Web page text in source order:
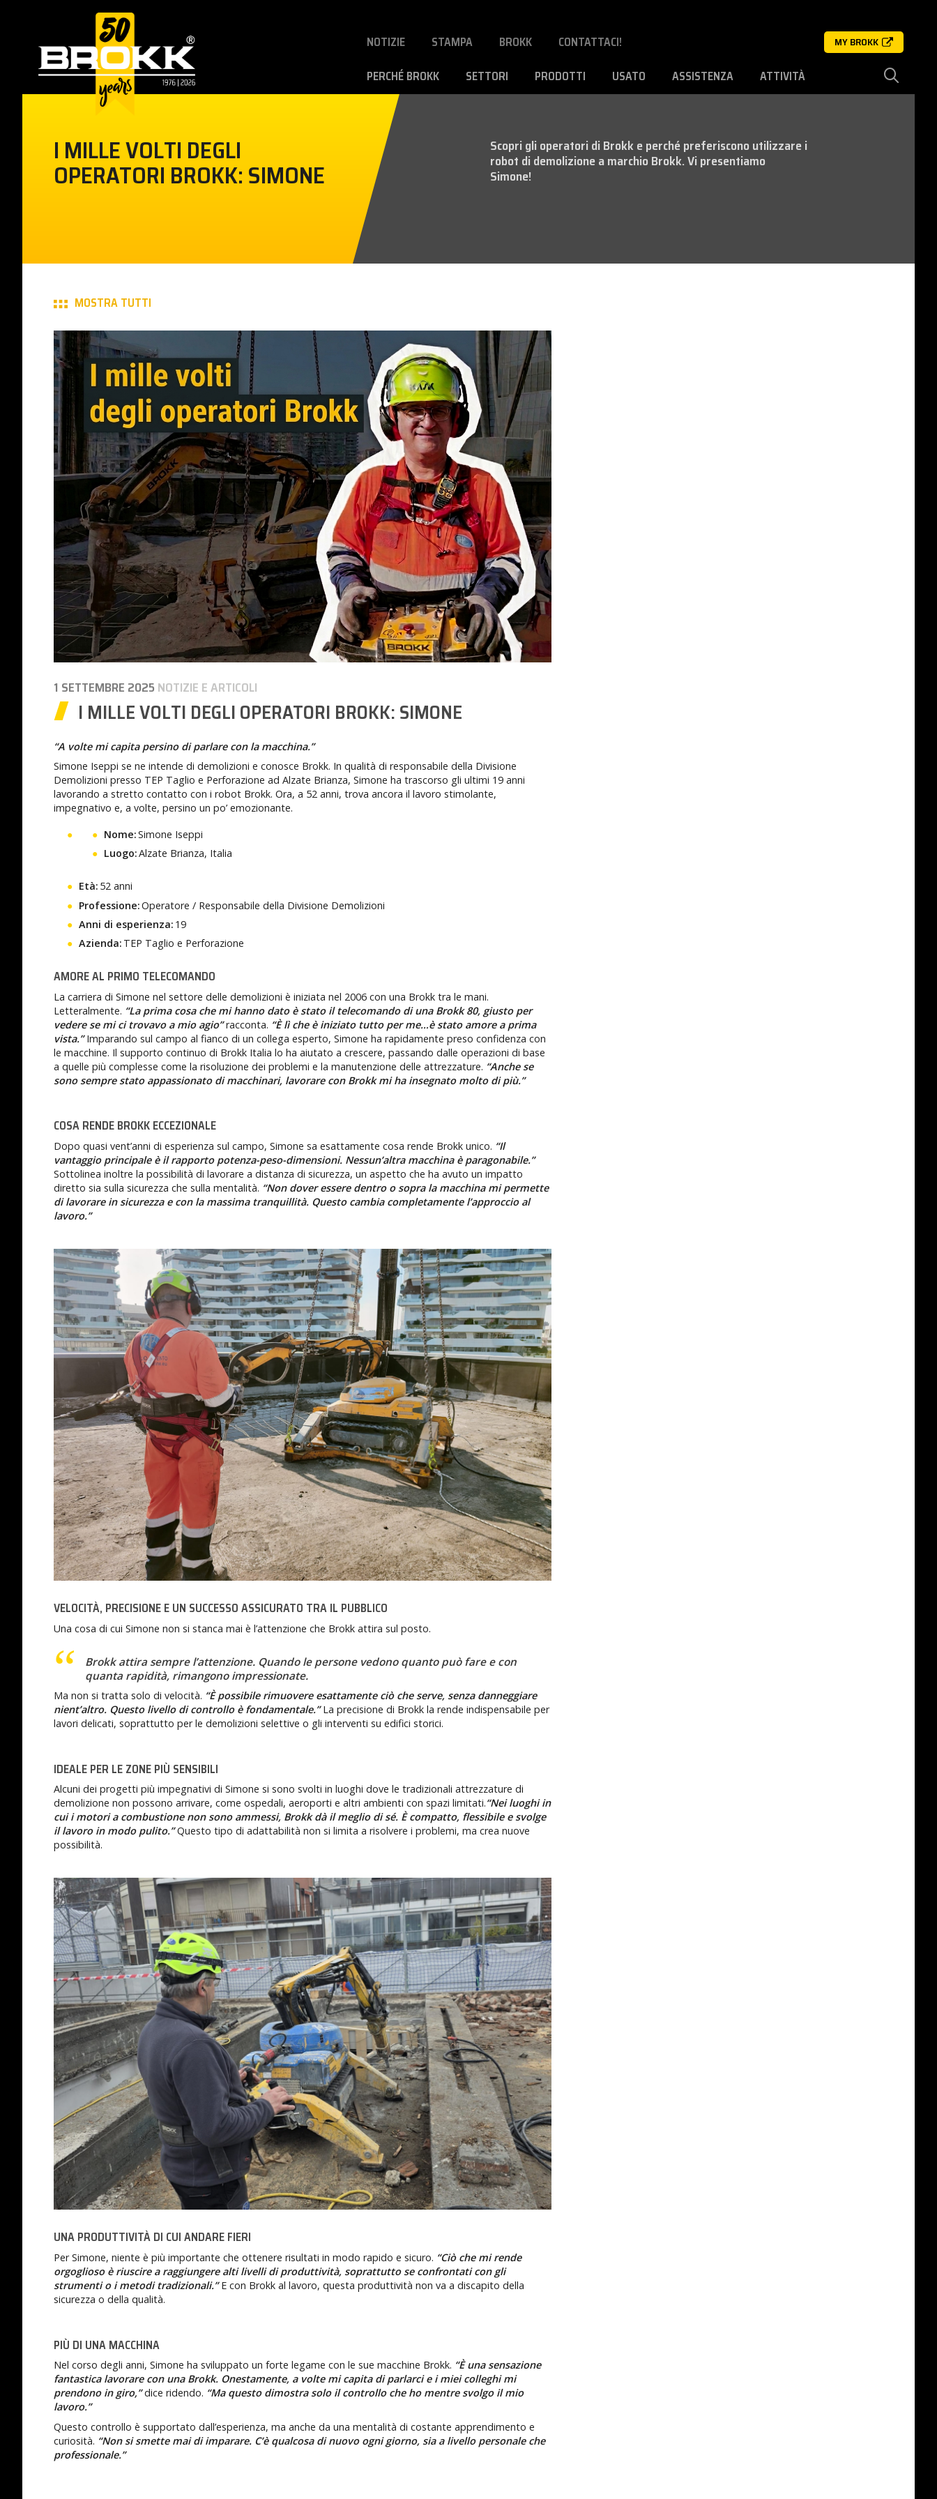
NOTIZIE STAMPA BROKK CONTATTACI! MY BROKK
PERCHÉ BROKK SETTORI PRODOTTI USATO ASSISTENZA ATTIVITÀ
I MILLE VOLTI DEGLI
OPERATORI BROKK: SIMONE
Scopri gli operatori di Brokk e perché preferiscono utilizzare i
robot di demolizione a marchio Brokk. Vi presentiamo
Simone!
MOSTRA TUTTI
1 SETTEMBRE 2025 NOTIZIE E ARTICOLI
I MILLE VOLTI DEGLI OPERATORI BROKK: SIMONE
“A volte mi capita persino di parlare con la macchina.”
Simone Iseppi se ne intende di demolizioni e conosce Brokk. In qualità di responsabile della Divisione
Demolizioni presso TEP Taglio e Perforazione ad Alzate Brianza, Simone ha trascorso gli ultimi 19 anni
lavorando a stretto contatto con i robot Brokk. Ora, a 52 anni, trova ancora il lavoro stimolante,
impegnativo e, a volte, persino un po’ emozionante.
Nome:Simone Iseppi
Luogo:Alzate Brianza, Italia
Età: 52 anni
Professione:Operatore / Responsabile della Divisione Demolizioni
Anni di esperienza: 19
Azienda: TEP Taglio e Perforazione
AMORE AL PRIMO TELECOMANDO
La carriera di Simone nel settore delle demolizioni è iniziata nel 2006 con una Brokk tra le mani.
Letteralmente. “La prima cosa che mi hanno dato è stato il telecomando di una Brokk 80, giusto per
vedere se mi ci trovavo a mio agio”racconta. “È lì che è iniziato tutto per me…è stato amore a prima
vista.”Imparando sul campo al fianco di un collega esperto, Simone ha rapidamente preso confidenza con
le macchine. Il supporto continuo di Brokk Italia lo ha aiutato a crescere, passando dalle operazioni di base
a quelle più complesse come la risoluzione dei problemi e la manutenzione delle attrezzature. “Anche se
sono sempre stato appassionato di macchinari, lavorare con Brokk mi ha insegnato molto di più.”
COSA RENDE BROKK ECCEZIONALE
Dopo quasi vent’anni di esperienza sul campo, Simone sa esattamente cosa rende Brokk unico. “Il
vantaggio principale è il rapporto potenza-peso-dimensioni. Nessun’altra macchina è paragonabile.”
Sottolinea inoltre la possibilità di lavorare a distanza di sicurezza, un aspetto che ha avuto un impatto
diretto sia sulla sicurezza che sulla mentalità. “Non dover essere dentro o sopra la macchina mi permette
di lavorare in sicurezza e con la massima tranquillità. Questo cambia completamente l’approccio al
lavoro.”
VELOCITÀ, PRECISIONE E UN SUCCESSO ASSICURATO TRA IL PUBBLICO
Una cosa di cui Simone non si stanca mai è l’attenzione che Brokk attira sul posto.
Brokk attira sempre l’attenzione. Quando le persone vedono quanto può fare e con
quanta rapidità, rimangono impressionate.
Ma non si tratta solo di velocità. “È possibile rimuovere esattamente ciò che serve, senza danneggiare
nient’altro. Questo livello di controllo è fondamentale.”La precisione di Brokk la rende indispensabile per
lavori delicati, soprattutto per le demolizioni selettive o gli interventi su edifici storici.
IDEALE PER LE ZONE PIÙ SENSIBILI
Alcuni dei progetti più impegnativi di Simone si sono svolti in luoghi dove le tradizionali attrezzature di
demolizione non possono arrivare, come ospedali, aeroporti e altri ambienti con spazi limitati.“Nei luoghi in
cui i motori a combustione non sono ammessi, Brokk dà il meglio di sé. È compatto, flessibile e svolge
il lavoro in modo pulito.”Questo tipo di adattabilità non si limita a risolvere i problemi, ma crea nuove
possibilità.
UNA PRODUTTIVITÀ DI CUI ANDARE FIERI
Per Simone, niente è più importante che ottenere risultati in modo rapido e sicuro. “Ciò che mi rende
orgoglioso è riuscire a raggiungere alti livelli di produttività, soprattutto se confrontati con gli
strumenti o i metodi tradizionali.”E con Brokk al lavoro, questa produttività non va a discapito della
sicurezza o della qualità.
PIÙ DI UNA MACCHINA
Nel corso degli anni, Simone ha sviluppato un forte legame con le sue macchine Brokk. “È una sensazione
fantastica lavorare con una Brokk. Onestamente, a volte mi capita di parlarci e i miei colleghi mi
prendono in giro,”dice ridendo. “Ma questo dimostra solo il controllo che ho mentre svolgo il mio
lavoro.”
Questo controllo è supportato dall’esperienza, ma anche da una mentalità di costante apprendimento e
curiosità. “Non si smette mai di imparare. C’è qualcosa di nuovo ogni giorno, sia a livello personale che
professionale.”